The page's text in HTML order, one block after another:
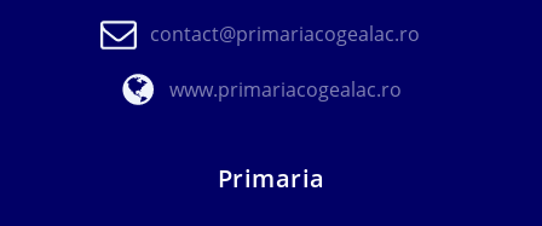
contact@primariacogealac.ro
www.primariacogealac.ro
Primaria